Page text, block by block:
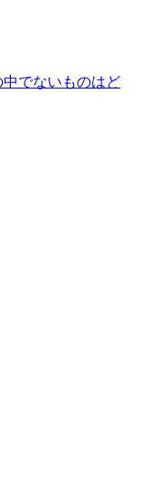
でないものはど